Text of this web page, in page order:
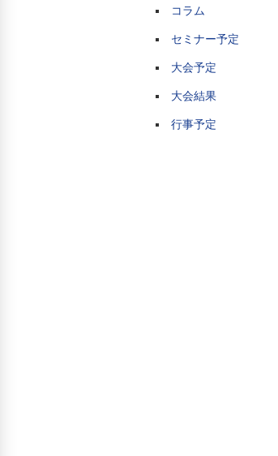
コラム
セミナー予定
大会予定
大会結果
行事予定